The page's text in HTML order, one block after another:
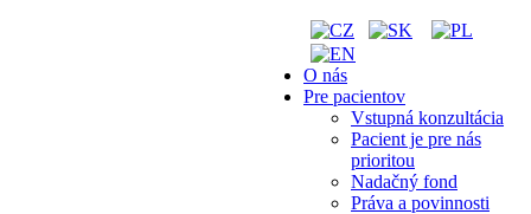
O nás
Pre pacientov
Vstupná konzultácia
Pacient je pre nás
prioritou
Nadačný fond
Práva a povinnosti